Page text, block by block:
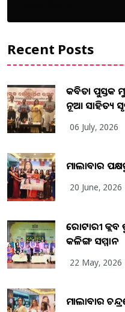
Recent Posts
କବିତା ପୁସ୍ତକ
ନୂଆ ସାହିତ୍ୟ
06 July, 2026
ମାଲାବାର
20 June, 2026
ରୋଟାରୀ
କଳିଙ୍ଗ ସମ୍ମାନ
22 May, 2026
ମାଲାବାର